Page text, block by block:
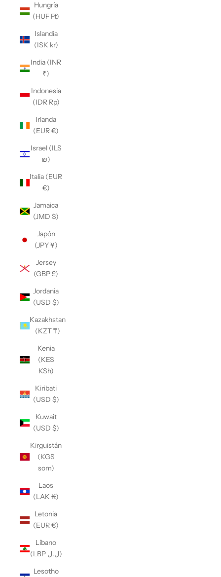
Hungría
(HUF Ft)
Islandia
(ISK kr)
India (INR
₹)
Indonesia
(IDR Rp)
Irlanda
(EUR €)
Israel (ILS
₪)
Italia (EUR
€)
Jamaica
(JMD $)
Japón
(JPY ¥)
Jersey
(GBP £)
Jordania
(USD $)
Kazakhstan
(KZT ₸)
Kenia
(KES
KSh)
Kiribati
(USD $)
Kuwait
(USD $)
Kirguistán
(KGS
som)
Laos
(LAK ₭)
Letonia
(EUR €)
Líbano
(LBP ل.ل)
Lesotho